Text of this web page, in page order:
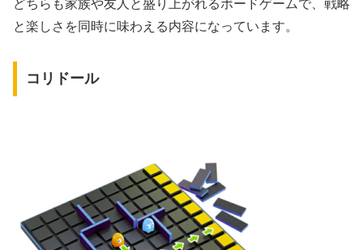
どちらも家族や友人と盛り上がれるボードゲームで、戦略
と楽しさを同時に味わえる内容になっています。
コリドール